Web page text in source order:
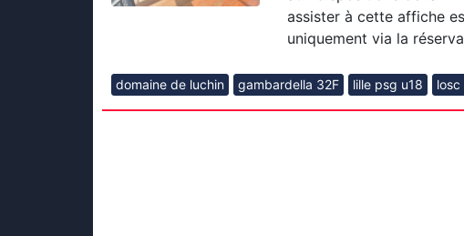
assister à cette affiche
uniquement via la
domaine de luchin gambardella 32F lille psg u18 losc